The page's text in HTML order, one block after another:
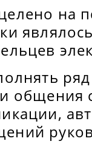
на
общения